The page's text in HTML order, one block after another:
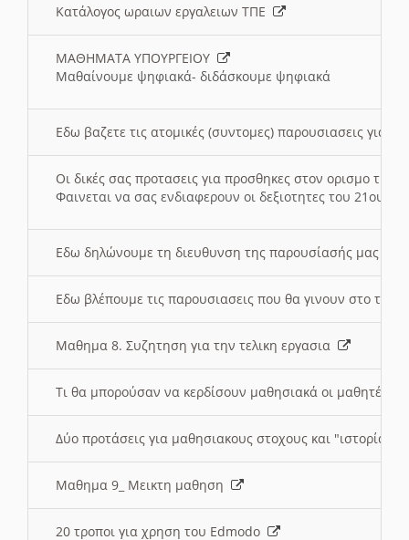
Κατάλογος ωραιων εργαλειων ΤΠΕ
ΜΑΘΗΜΑΤΑ ΥΠΟΥΡΓΕΙΟΥ
Μαθαίνουμε ψηφιακά- διδάσκουμε ψηφιακά
Εδω βαζετε τις ατομικές (συντομες) παρουσιασεις για
Οι δικές σας προτασεις για προσθηκες στον ορισμο
Φαινεται να σας ενδιαφερουν οι δεξιοτητες του 21ου
Εδω δηλώνουμε τη διευθυνση της παρουσίασής μας
Εδω βλέπουμε τις παρουσιασεις που θα γινουν στο
Μαθημα 8. Συζητηση για την τελικη εργασια
Τι θα μπορούσαν να κερδίσουν μαθησιακά οι μαθητές/
Δύο προτάσεις για μαθησιακους στοχους και "ιστορία"
Μαθημα 9_ Μεικτη μαθηση
20 τροποι για χρηση του Edmodo